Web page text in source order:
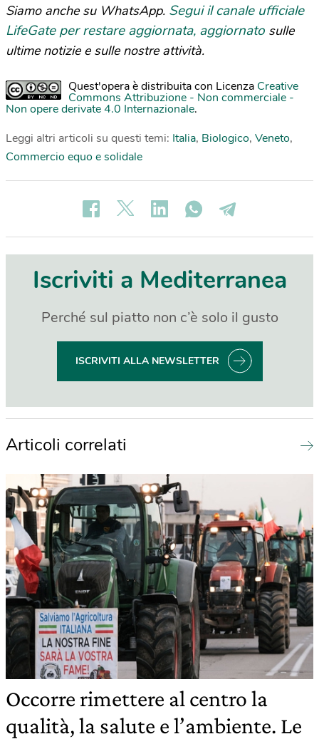
Siamo anche su WhatsApp. Segui il canale ufficiale
LifeGate per restare aggiornata, aggiornato sulle
ultime notizie e sulle nostre attività.
Quest'opera è distribuita con Licenza Creative
Commons Attribuzione - Non commerciale -
Non opere derivate 4.0 Internazionale.
Leggi altri articoli su questi temi: Italia, Biologico, Veneto,
Commercio equo e solidale
Iscriviti a Mediterranea
Perché sul piatto non c’è solo il gusto
ISCRIVITI ALLA NEWSLETTER
Articoli correlati
Occorre rimettere al centro la
qualità, la salute e l’ambiente. Le